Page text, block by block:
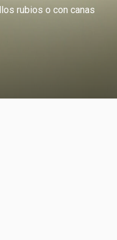
rubios o con canas